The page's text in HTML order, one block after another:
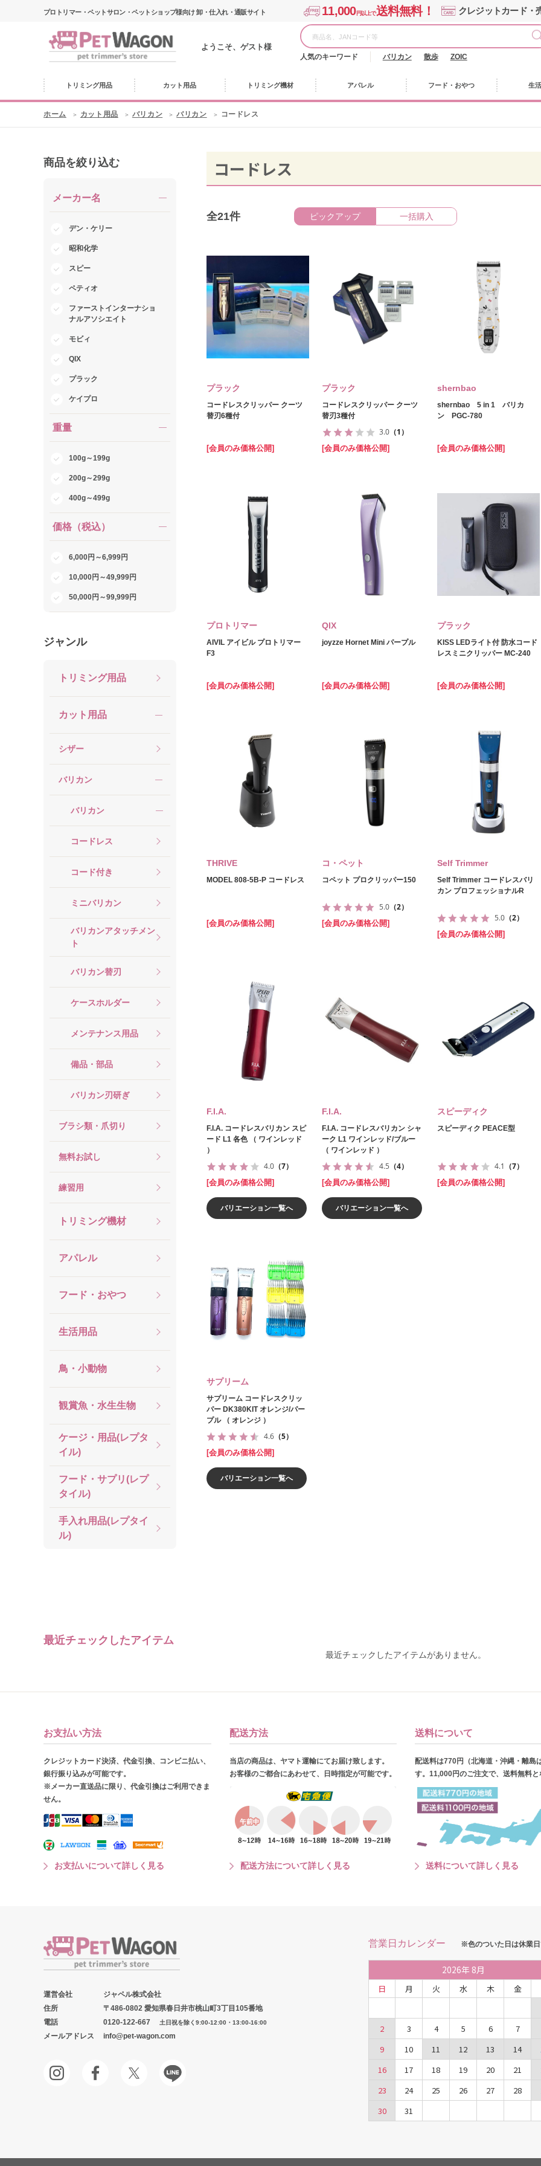
プロトリマー・ペットサロン・ペットショップ様向け 卸・仕入れ・通販サイト 11,000円以上で送料無料！ クレジットカード・
ようこそ、ゲスト様
人気のキーワード バリカン 散歩 ZOIC
トリミング用品 カット用品 トリミング機材 アパレル フード・おやつ 生
ホーム カット用品 バリカン バリカン コードレス
商品を絞り込む
メーカー名
デン・ケリー
昭和化学
スピー
ペティオ
ファーストインターナショ
ナルアソシエイト
モビィ
QIX
プラック
ケイプロ
重量
100g～199g
200g～299g
400g～499g
価格（税込）
6,000円～6,999円
10,000円～49,999円
50,000円～99,999円
ジャンル
トリミング用品
カット用品
シザー
バリカン
バリカン
コードレス
コード付き
ミニバリカン
バリカンアタッチメン
ト
バリカン替刃
ケースホルダー
メンテナンス用品
備品・部品
バリカン刃研ぎ
ブラシ類・爪切り
無料お試し
練習用
トリミング機材
アパレル
フード・おやつ
生活用品
鳥・小動物
観賞魚・水生生物
ケージ・用品(レプタ
イル)
フード・サプリ(レプ
タイル)
手入れ用品(レプタイ
ル)
コードレス
全21件 ピックアップ 一括購入
プラック
コードレスクリッパー クーツ
替刃6種付
[会員のみ価格公開]
プラック
コードレスクリッパー クーツ
替刃3種付
3.0 （1）
[会員のみ価格公開]
shernbao
shernbao 5 in 1 バリカ
ン PGC-780
[会員のみ価格公開]
プロトリマー
AIVIL アイビル プロトリマー
F3
[会員のみ価格公開]
QIX
joyzze Hornet Mini パープル
[会員のみ価格公開]
プラック
KISS LEDライト付 防水コード
レスミニクリッパー MC-240
[会員のみ価格公開]
THRIVE
MODEL 808-5B-P コードレス
[会員のみ価格公開]
コ・ペット
コペット プロクリッパー150
5.0 （2）
[会員のみ価格公開]
Self Trimmer
Self Trimmer コードレスバリ
カン プロフェッショナルR
5.0 （2）
[会員のみ価格公開]
F.I.A.
F.I.A. コードレスバリカン スピ
ード L1 各色 （ ワインレッド
）
4.0 （7）
[会員のみ価格公開]
バリエーション一覧へ
F.I.A.
F.I.A. コードレスバリカン シャ
ーク L1 ワインレッド/ブルー
（ ワインレッド ）
4.5 （4）
[会員のみ価格公開]
バリエーション一覧へ
スピーディク
スピーディク PEACE型
4.1 （7）
[会員のみ価格公開]
サプリーム
サプリーム コードレスクリッ
パー DK380KIT オレンジ/パー
プル （ オレンジ ）
4.6 （5）
[会員のみ価格公開]
バリエーション一覧へ
最近チェックしたアイテム
最近チェックしたアイテムがありません。
お支払い方法
クレジットカード決済、代金引換、コンビニ払い、
銀行振り込みが可能です。
※メーカー直送品に限り、代金引換はご利用できま
せん。
お支払いについて詳しく見る
配送方法
当店の商品は、ヤマト運輸にてお届け致します。
お客様のご都合にあわせて、日時指定が可能です。
配送方法について詳しく見る
送料について
配送料は770円（北海道・沖縄・離島
す。11,000円のご注文で、送料無料と
送料について詳しく見る
運営会社
ジャペル株式会社
住所
〒486-0802 愛知県春日井市桃山町3丁目105番地
電話
0120-122-667 土日祝を除く9:00-12:00・13:00-16:00
メールアドレス info@pet-wagon.com
営業日カレンダー ※色のついた日は休業日
2026年 8月
日 月 火 水 木 金
2
3 4 5 6 7
9
10 11 12 13 14
16
17 18 19 20 21
23
24 25 26 27 28
30
31